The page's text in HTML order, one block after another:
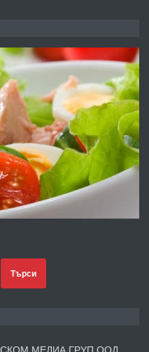
преди 1 година
работници
преди 1 година
"По стъпките на Ангел
Търси